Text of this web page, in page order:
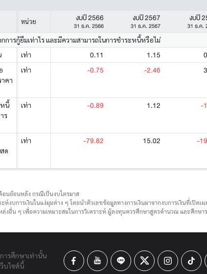
หน่วย งบปี 2566
31 ธ.ค. 2566
งบปี 2567
31 ธ.ค. 2567
งบปี
31 ธ.ค.
ารกู้ยืมเท่าไร และมีความสามารถในการชำระหนี้หรือไม่
เท่า 0.11 1.15
คา
เท่า -0.75 -2.46
หนี้
ร
เท่า -0.89 1.12 -
ด
เท่า -79.82 15.02 -
อนย้อนหลัง กรณีเป็นงบไตรมาส
ห์งบการเงินในแง่มุมต่าง ๆ โดยนำตัวเลขข้อมูลทางการเงินมาจากงบการเงินที่เปิ
งอื่น ๆ เพื่อความเหมาะสมในการวิเคราะห์ ผู้ลงทุนควรศึกษาสูตรคำนวณ และศึกษ
ารศึกษาเท่านั้น
บไซต์นี้